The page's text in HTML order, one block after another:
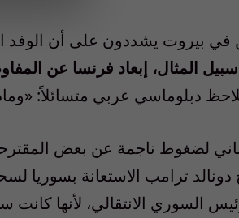
في بيروت يشددون على أن الوفد
سبيل المثال، إبعاد فرنسا عن
دبلوماسي عربي متسائلاً:
لضغوط ناجمة عن بعض
دونالد ترامب الاستعانة
السوري الانتقالي، لأنها كانت